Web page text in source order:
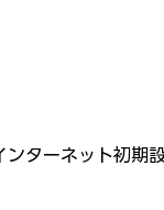
ターネット初期